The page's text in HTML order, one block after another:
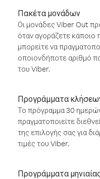
Πακέτα μονάδων
Οι μονάδες Viber Out
όταν αγοράζετε
μπορείτε να
οποιονδήποτε αριθμό
του Viber.
Προγράμματα
Το πρόγραμμα 30
πραγματοποιείτε
της επιλογής σας για
τιμές του Viber.
Προγράμματα